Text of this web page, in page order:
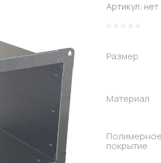
Артикул: нет
Размер
Материал
Полимерное
покрытие